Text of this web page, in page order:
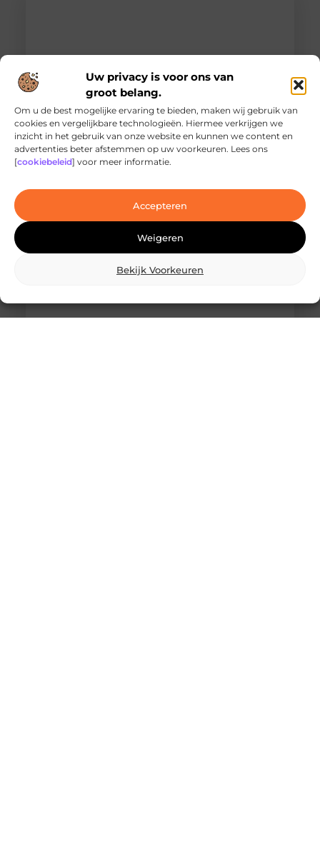
Uw privacy is voor ons van
groot belang.
Om u de best mogelijke ervaring te bieden, maken wij gebruik van
cookies en vergelijkbare technologieën. Hiermee verkrijgen we
inzicht in het gebruik van onze website en kunnen we content en
advertenties beter afstemmen op uw voorkeuren. Lees ons
[cookiebeleid] voor meer informatie.
Accepteren
Weigeren
Bekijk Voorkeuren
Ontdek de innovatieve behandelingen in
jouw stad
laserbehandelingen in Den Haag? Dan ben je hier